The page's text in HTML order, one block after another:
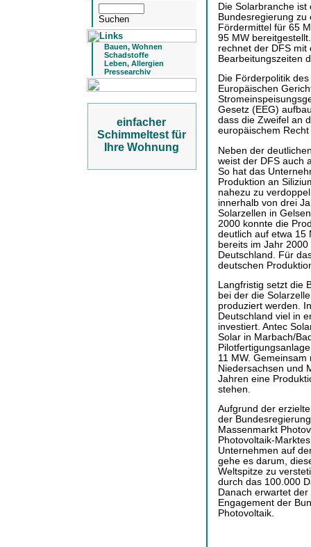
Bauen, Wohnen
Schadstoffe
Leben, Allergien
Pressearchiv
einfacher
Schimmeltest für
Ihre Wohnung
Die Solarbranche ist
Bundesregierung
Fördermittel für 65
95 MW
rechnet der DFS mit
Bearbeitungszeiten
Die Förderpolitik
Europäischen
Gesetz (EEG)
dass die Zweifel an
europäischem
Neben der
weist der DFS auch
So hat das
Produktion an
nahezu zu
innerhalb von drei
Solarzellen in
2000 konnte die
deutlich auf etwa 15
bereits im Jahr
Deutschland. Für
deutschen
Langfristig setzt die
bei der die
produziert werden.
Deutschland viel in
investiert. Antec
Solar in Marbach/
11 MW.
Niedersachsen und
Jahren eine
stehen.
Aufgrund der
der
Massenmarkt
Photovoltaik-
Unternehmen auf
gehe es darum,
Weltspitze zu
durch das 100.000
Danach erwartet
Engagement der
Photovoltaik.